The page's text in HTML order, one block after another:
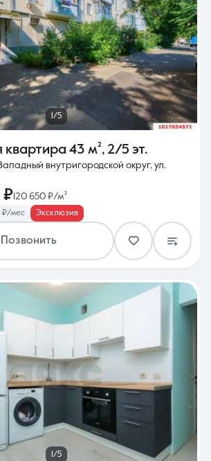
1/5
квартира 43 м², 2/5 эт.
внутригородской округ, ул.
₽ 120 650 ₽/м²
₽/мес Эксклюзив
Позвонить
1/5